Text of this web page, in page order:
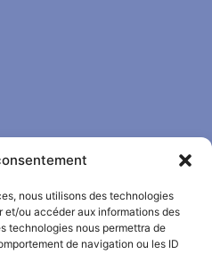
nous utilisons des technologies
ou accéder aux informations des
technologies nous permettra de
de navigation ou les ID